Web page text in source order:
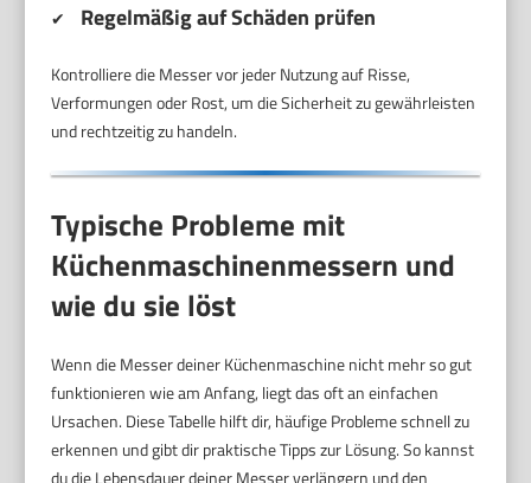
✔ Regelmäßig auf Schäden prüfen
Kontrolliere die Messer vor jeder Nutzung auf Risse,
Verformungen oder Rost, um die Sicherheit zu gewährleisten
und rechtzeitig zu handeln.
Typische Probleme mit
Küchenmaschinenmessern und
wie du sie löst
Wenn die Messer deiner Küchenmaschine nicht mehr so gut
funktionieren wie am Anfang, liegt das oft an einfachen
Ursachen. Diese Tabelle hilft dir, häufige Probleme schnell zu
erkennen und gibt dir praktische Tipps zur Lösung. So kannst
du die Lebensdauer deiner Messer verlängern und den